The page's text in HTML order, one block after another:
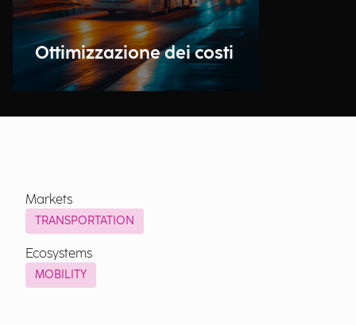
Ottimizzazione dei costi
Markets
TRANSPORTATION
Ecosystems
MOBILITY